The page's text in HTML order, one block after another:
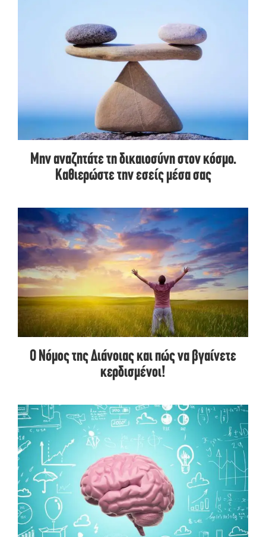
Μην αναζητάτε τη δικαιοσύνη στον κόσμο.
Καθιερώστε την εσείς μέσα σας
Ο Νόμος της Διάνοιας και πώς να βγαίνετε
κερδισμένοι!